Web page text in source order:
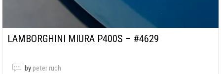
LAMBORGHINI MIURA P400S – #4629
by peter ruch